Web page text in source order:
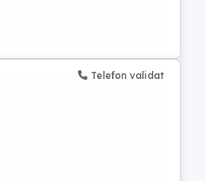
Telefon validat